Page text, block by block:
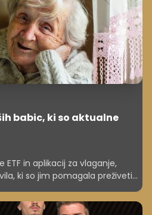
babic, ki so aktualne
ETF in aplikacij za vlaganje,
ki so jim pomagala preživeti
bolj aktualne kot kadar koli